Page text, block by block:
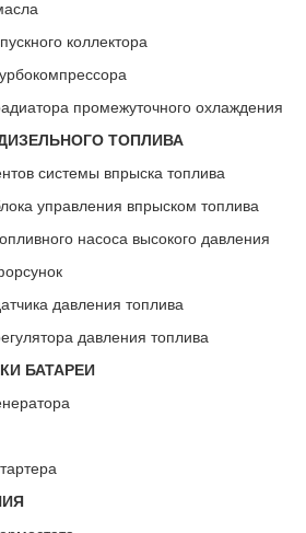
коллектора
промежуточного охлаждения
ТОПЛИВА
системы впрыска топлива
управления впрыском топлива
насоса высокого давления
давления топлива
давления топлива
БАТАРЕИ